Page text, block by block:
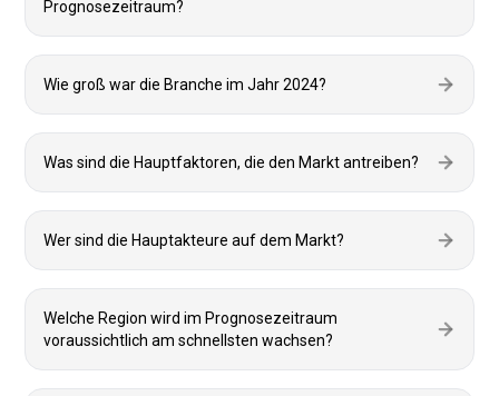
Prognosezeitraum?
Wie groß war die Branche im Jahr 2024?
Was sind die Hauptfaktoren, die den Markt antreiben?
Wer sind die Hauptakteure auf dem Markt?
Welche Region wird im Prognosezeitraum
voraussichtlich am schnellsten wachsen?